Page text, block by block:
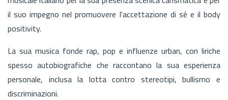
il suo impegno nel promuovere l'accettazione di sé e il body
positivity.
La sua musica fonde rap, pop e influenze urban, con liriche
spesso autobiografiche che raccontano la sua esperienza
personale, inclusa la lotta contro stereotipi, bullismo e
discriminazioni.